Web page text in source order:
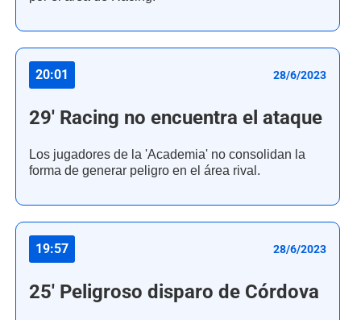
20:01 28/6/2023
29' Racing no encuentra el ataque
Los jugadores de la 'Academia' no consolidan la
forma de generar peligro en el área rival.
19:57 28/6/2023
25' Peligroso disparo de Córdova